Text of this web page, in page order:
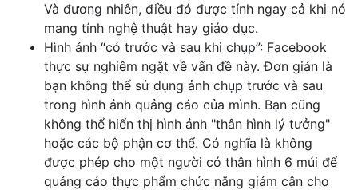
Và đương nhiên, điều đó được tính ngay cả khi nó
mang tính nghệ thuật hay giáo dục.
Hình ảnh “có trước và sau khi chụp”: Facebook
thực sự nghiêm ngặt về vấn đề này. Đơn giản là
bạn không thể sử dụng ảnh chụp trước và sau
trong hình ảnh quảng cáo của mình. Bạn cũng
không thể hiển thị hình ảnh "thân hình lý tưởng"
hoặc các bộ phận cơ thể. Có nghĩa là không
được phép cho một người có thân hình 6 múi để
quảng cáo thực phẩm chức năng giảm cân cho